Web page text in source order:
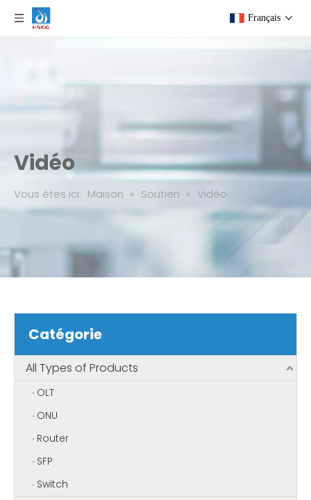
Français
Vidéo
Vous êtes ici: Maison » Soutien » Vidéo
Catégorie
All Types of Products
OLT
ONU
Router
SFP
Switch